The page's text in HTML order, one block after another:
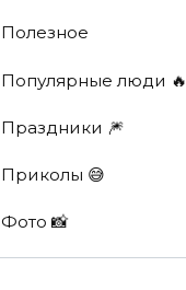
Полезное
Популярные люди 🔥
Праздники 🎆
Приколы 😅
Фото 📸